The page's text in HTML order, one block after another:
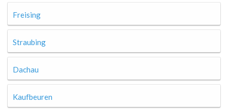
Freising
Straubing
Dachau
Kaufbeuren